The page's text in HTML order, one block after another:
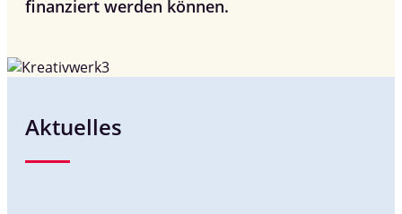
finanziert werden können.
Aktuelles